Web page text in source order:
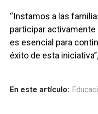
“Instamos a las
participar
es esencial para
éxito de esta
En este artículo: